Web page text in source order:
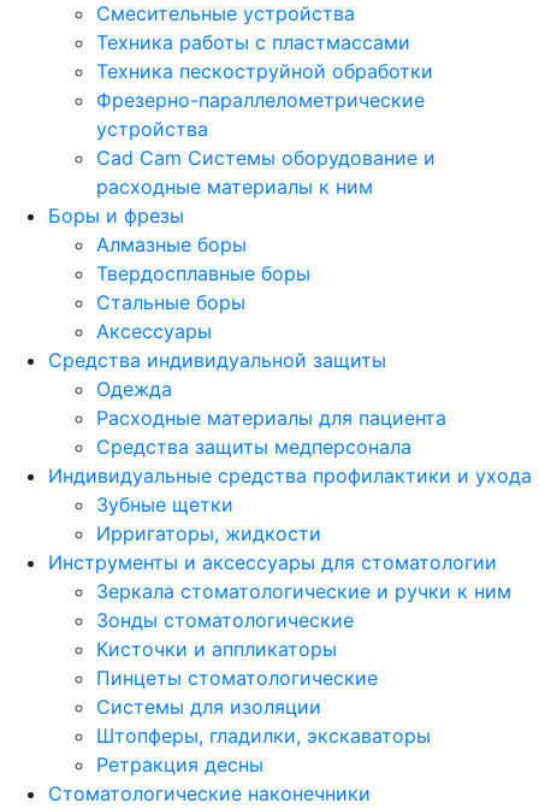
Смесительные устройства
Техника работы с пластмассами
Техника пескоструйной обработки
Фрезерно-параллелометрические
устройства
Cad Cam Системы оборудование и
расходные материалы к ним
Боры и фрезы
Алмазные боры
Твердосплавные боры
Стальные боры
Аксессуары
Средства индивидуальной защиты
Одежда
Расходные материалы для пациента
Средства защиты медперсонала
Индивидуальные средства профилактики и ухода
Зубные щетки
Ирригаторы, жидкости
Инструменты и аксессуары для стоматологии
Зеркала стоматологические и ручки к ним
Зонды стоматологические
Кисточки и аппликаторы
Пинцеты стоматологические
Системы для изоляции
Штопферы, гладилки, экскаваторы
Ретракция десны
Стоматологические наконечники